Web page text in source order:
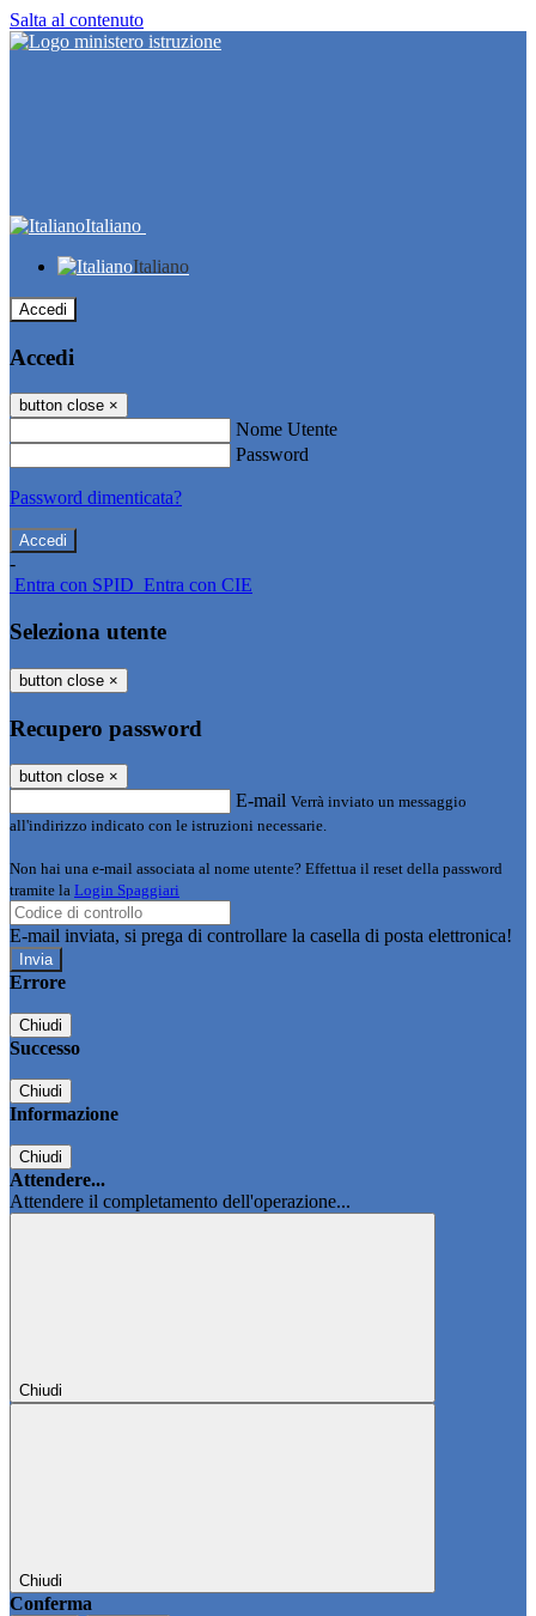
Salta al contenuto
Italiano
Italiano
Accedi
Accedi
button close ×
Nome Utente
Password
Password dimenticata?
-
Entra con SPID Entra con CIE
Seleziona utente
button close ×
Recupero password
button close ×
E-mail Verrà inviato un messaggio
all'indirizzo indicato con le istruzioni necessarie.
Non hai una e-mail associata al nome utente? Effettua il reset della password
tramite la Login Spaggiari
E-mail inviata, si prega di controllare la casella di posta elettronica!
Errore
Chiudi
Successo
Chiudi
Informazione
Chiudi
Attendere...
Attendere il completamento dell'operazione...
Chiudi
Chiudi
Conferma